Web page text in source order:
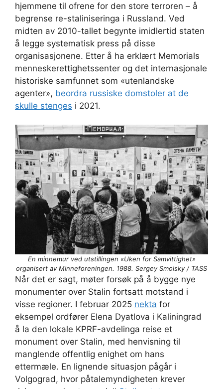
hjemmene til ofrene for den store terroren – å
begrense re-staliniseringa i Russland. Ved
midten av 2010-tallet begynte imidlertid staten
å legge systematisk press på disse
organisasjonene. Etter å ha erklært Memorials
menneskerettighetssenter og det internasjonale
historiske samfunnet som «utenlandske
agenter», beordra russiske domstoler at de
skulle stenges i 2021.
En minnemur ved utstillingen «Uken for Samvittighet»
organisert av Minneforeningen. 1988. Sergey Smolsky / TASS
Når det er sagt, møter forsøk på å bygge nye
monumenter over Stalin fortsatt motstand i
visse regioner. I februar 2025 nekta for
eksempel ordfører Elena Dyatlova i Kaliningrad
å la den lokale KPRF-avdelinga reise et
monument over Stalin, med henvisning til
manglende offentlig enighet om hans
ettermæle. En lignende situasjon pågår i
Volgograd, hvor påtalemyndigheten krever